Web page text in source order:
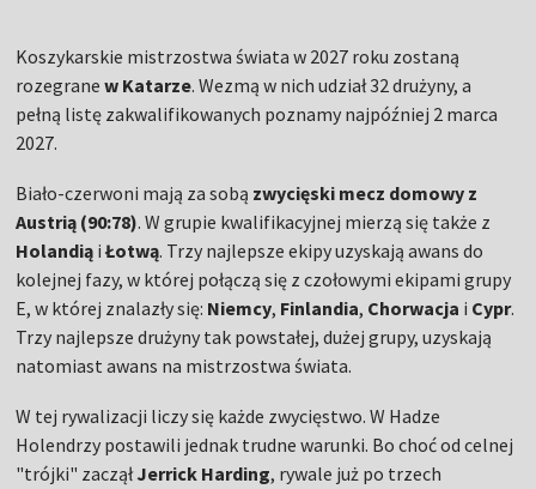
Koszykarskie mistrzostwa świata w 2027 roku zostaną
rozegranew Katarze. Wezmą w nich udział 32 drużyny, a
pełną listę zakwalifikowanych poznamy najpóźniej 2 marca
2027.
Biało-czerwoni mają za sobą zwycięski mecz domowy z
Austrią (90:78). W grupie kwalifikacyjnej mierzą się także z
Holandią iŁotwą. Trzy najlepsze ekipy uzyskają awans do
kolejnej fazy, w której połączą się z czołowymi ekipami grupy
E, w której znalazły się: Niemcy, Finlandia, Chorwacja i Cypr.
Trzy najlepsze drużyny tak powstałej, dużej grupy, uzyskają
natomiast awans na mistrzostwa świata.
W tej rywalizacji liczy się każde zwycięstwo. W Hadze
Holendrzy postawili jednak trudne warunki. Bo choć od celnej
"trójki" zacząłJerrick Harding, rywale już po trzech